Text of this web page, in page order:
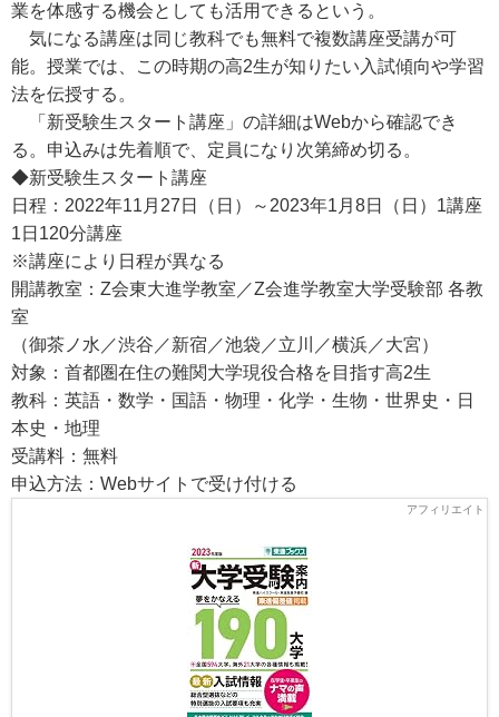
業を体感する機会としても活用できるという。
気になる講座は同じ教科でも無料で複数講座受講が可
能。授業では、この時期の高2生が知りたい入試傾向や学習
法を伝授する。
「新受験生スタート講座」の詳細はWebから確認でき
る。申込みは先着順で、定員になり次第締め切る。
◆新受験生スタート講座
日程：2022年11月27日（日）～2023年1月8日（日）1講座
1日120分講座
※講座により日程が異なる
開講教室：Z会東大進学教室／Z会進学教室大学受験部 各教
室
（御茶ノ水／渋谷／新宿／池袋／立川／横浜／大宮）
対象：首都圏在住の難関大学現役合格を目指す高2生
教科：英語・数学・国語・物理・化学・生物・世界史・日
本史・地理
受講料：無料
申込方法：Webサイトで受け付ける